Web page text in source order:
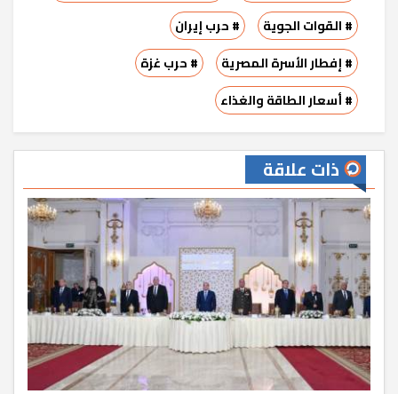
# القوات الجوية
# حرب إيران
# إفطار الأسرة المصرية
# حرب غزة
# أسعار الطاقة والغذاء
ذات علاقة